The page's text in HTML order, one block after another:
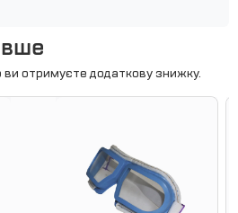
отримуєте додаткову знижку.